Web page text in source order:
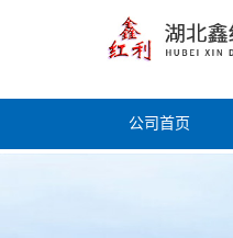
公司首页